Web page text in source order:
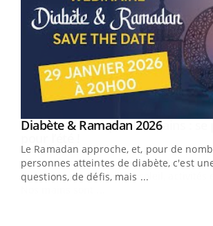
Youtube
Diabète & Ramadan 2026Youtube
Le Ramadan approche, et, pour de
personnes atteintes de diabète, c'est
questions, de défis, mais ...